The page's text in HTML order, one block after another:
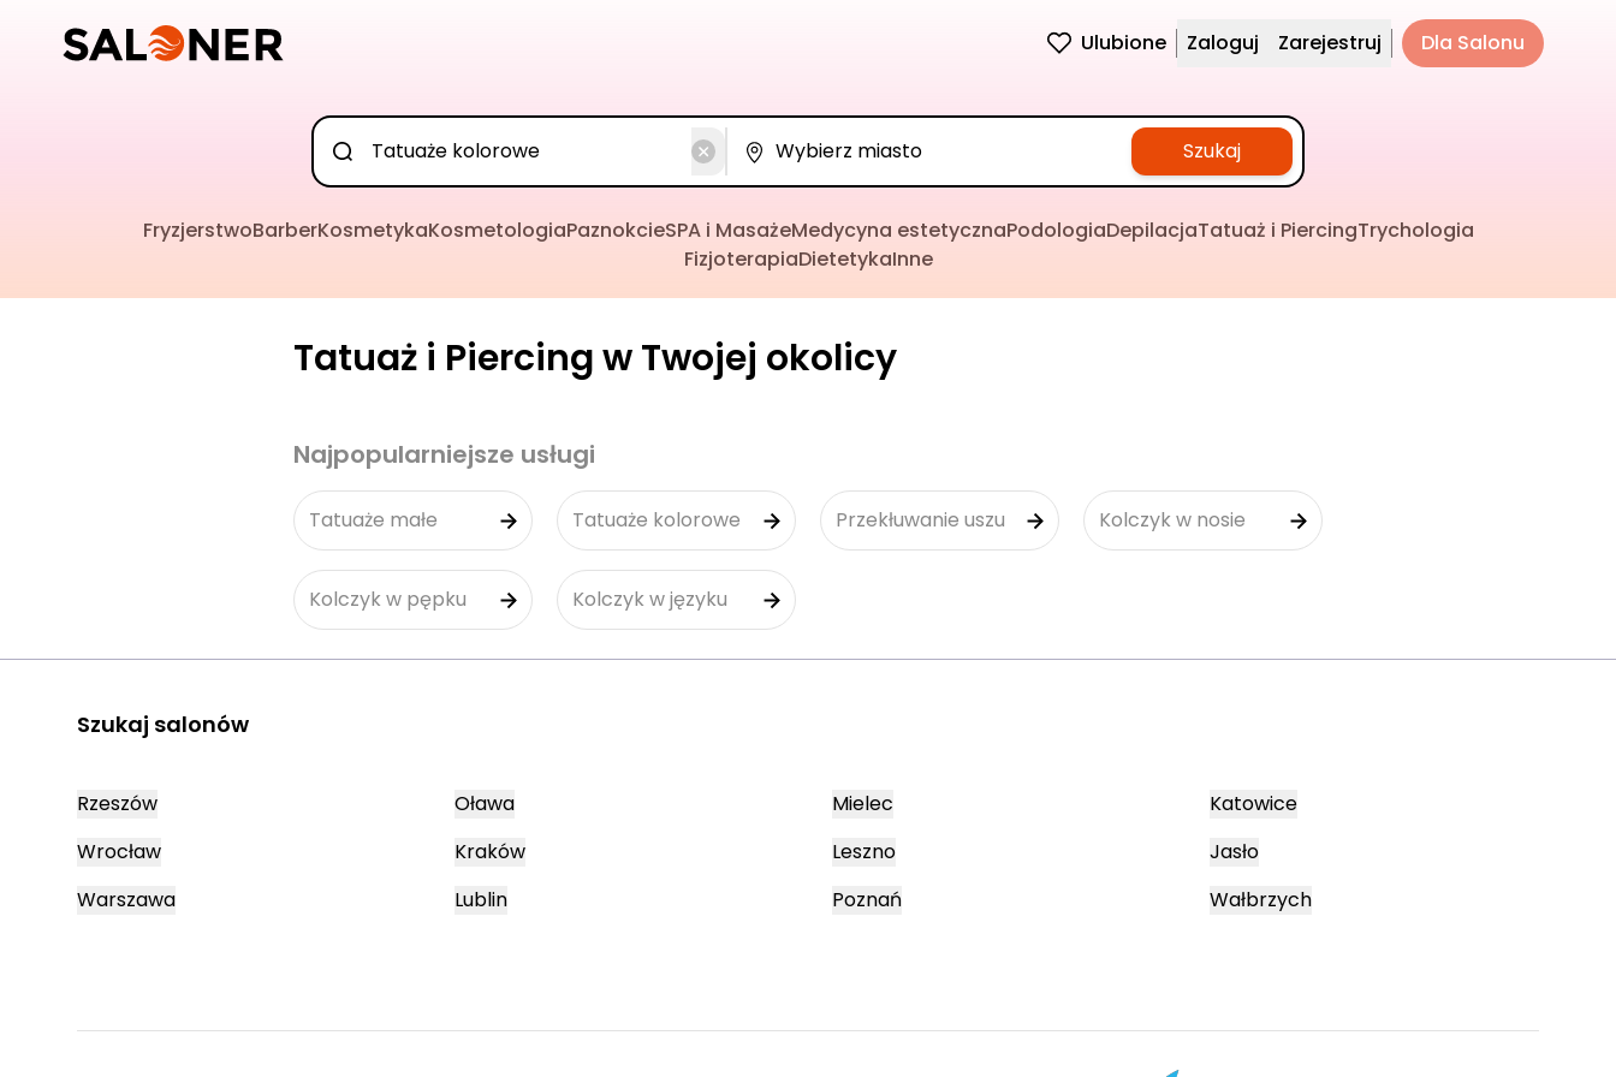
Ulubione Zaloguj Zarejestruj Dla Salonu
Szukaj
FryzjerstwoBarberKosmetykaKosmetologiaPaznokcieSPA i MasażeMedycyna estetycznaPodologiaDepilacjaTatuaż i PiercingTrychologia
FizjoterapiaDietetykaInne
Tatuaż i Piercing w Twojej okolicy
Najpopularniejsze usługi
Tatuaże małe Tatuaże kolorowe Przekłuwanie uszu Kolczyk w nosie
Kolczyk w pępku Kolczyk w języku
Szukaj salonów
Rzeszów
Wrocław
Warszawa
Oława
Kraków
Lublin
Mielec
Leszno
Poznań
Katowice
Jasło
Wałbrzych